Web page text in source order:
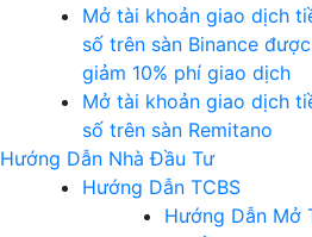
Mở tài khoản giao dịch
số trên sàn Binance được
giảm 10% phí giao dịch
Mở tài khoản giao dịch
số trên sàn Remitano
Hướng Dẫn Nhà Đầu Tư
Hướng Dẫn TCBS
Hướng Dẫn Mở